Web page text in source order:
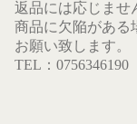
返品には応じませ
商品に欠陥がある
お願い致します。
TEL：0756346190